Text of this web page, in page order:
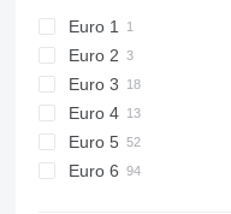
Euro 1
Euro 2
Euro 3
Euro 4
Euro 5
Euro 6